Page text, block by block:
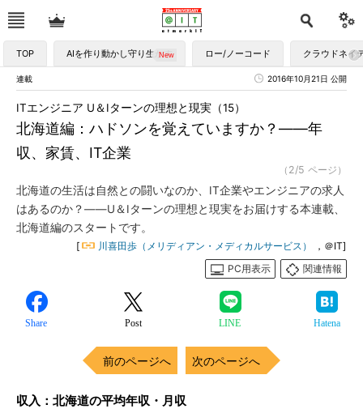
TOP AIを作り動かし守り生かす ロー/ノーコード クラウドネイ
連載 2016年10月21日 公開
北海道編：ハドソンを覚えていますか？――年
収、家賃、IT企業
ITエンジニア U＆Iターンの理想と現実（15）
（2/5 ページ）
北海道の生活は自然との闘いなのか、IT企業やエンジニアの求人
はあるのか？――U＆Iターンの理想と現実をお届けする本連載、
北海道編のスタートです。
[ 川喜田歩（メリディアン・メディカルサービス）
，＠IT]
PC用表示
関連情報
Share Post LINE Hatena
前のページへ 次のページへ
収入：北海道の平均年収・月収